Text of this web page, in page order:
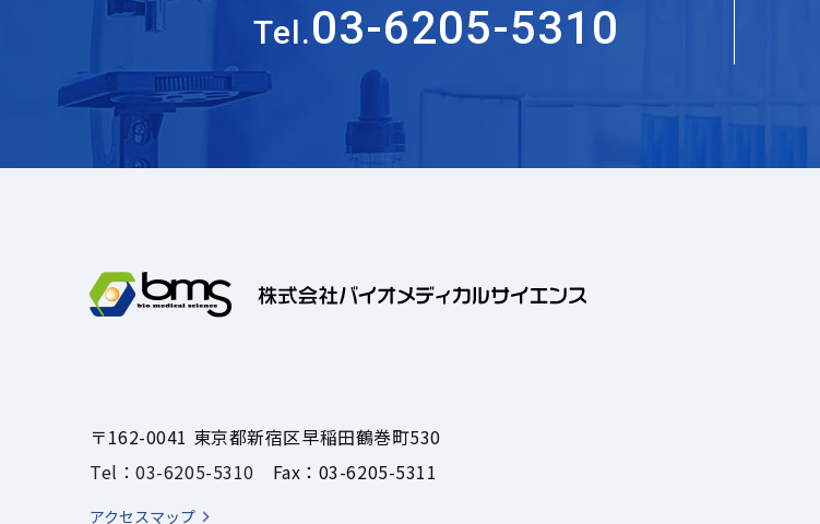
Tel.03-6205-5310
〒162-0041 東京都新宿区早稲田鶴巻町530
Tel：03-6205-5310 Fax：03-6205-5311
アクセスマップ